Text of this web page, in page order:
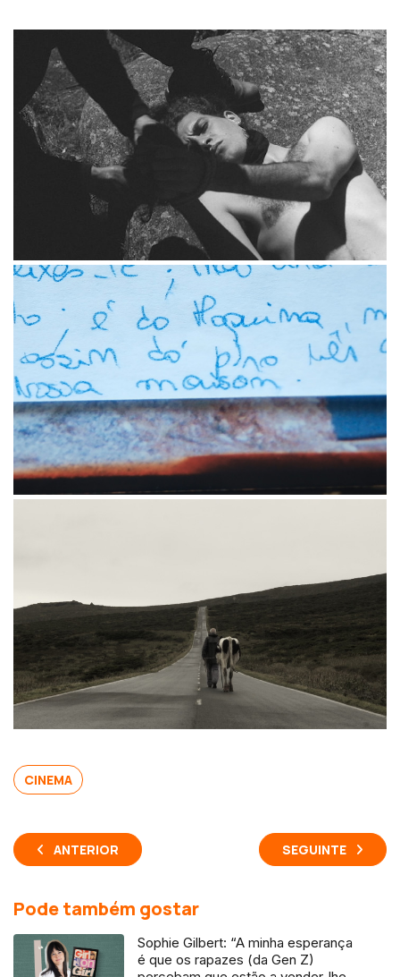
CINEMA
ANTERIOR SEGUINTE
Pode também gostar
Sophie Gilbert: “A minha esperança
é que os rapazes (da Gen Z)